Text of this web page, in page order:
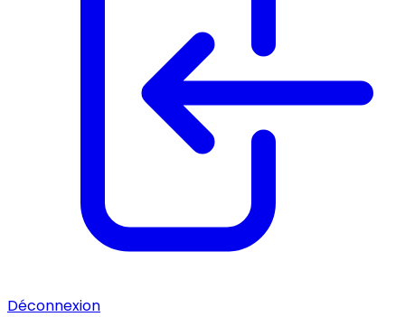
Déconnexion